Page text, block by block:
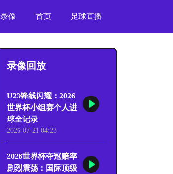
录像 首页 足球直播
录像回放
U23锋线闪耀：2026
世界杯小组赛个人进
球全记录
2026-07-21 04:23
2026世界杯夺冠赔率
剧烈震荡：国际顶级